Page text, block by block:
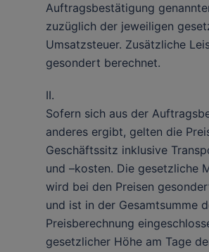
Auftragsbestätigung
zuzüglich der jeweiligen
Umsatzsteuer. Zusätzliche
gesondert berechnet.
II.
Sofern sich aus der
anderes ergibt, gelten die
Geschäftssitz inklusive
und –kosten. Die gesetzliche
wird bei den Preisen
und ist in der Gesamtsumme
Preisberechnung
gesetzlicher Höhe am Tage